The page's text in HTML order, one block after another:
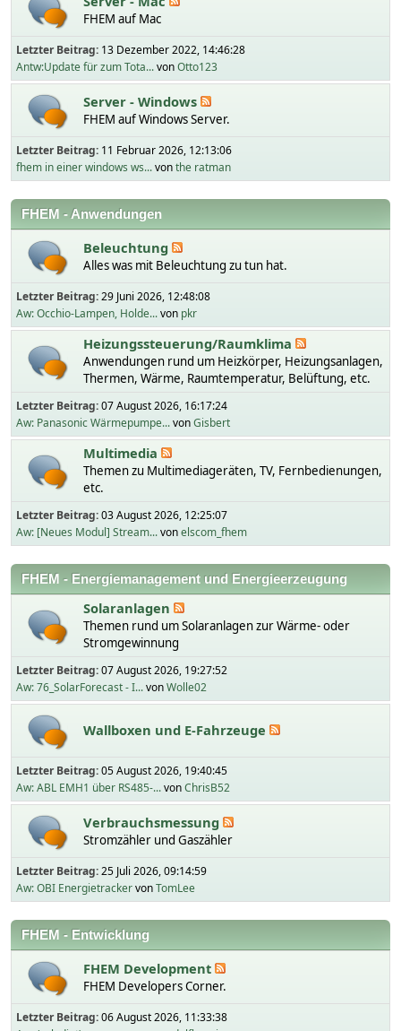
FHEM auf Mac
Letzter Beitrag: 13 Dezember 2022, 14:46:28
Antw:Update für zum Tota...vonOtto123
Server - Windows
FHEM auf Windows Server.
Letzter Beitrag: 11 Februar 2026, 12:13:06
fhem in einer windows ws...vonthe ratman
FHEM - Anwendungen
Beleuchtung
Alles was mit Beleuchtung zu tun hat.
Letzter Beitrag:29 Juni 2026, 12:48:08
Aw: Occhio-Lampen, Holde...von pkr
Heizungssteuerung/Raumklima
Anwendungen rund um Heizkörper, Heizungsanlagen,
Thermen, Wärme, Raumtemperatur, Belüftung, etc.
Letzter Beitrag:07 August 2026, 16:17:24
Aw: Panasonic Wärmepumpe...vonGisbert
Multimedia
Themen zu Multimediageräten, TV, Fernbedienungen,
etc.
Letzter Beitrag:03 August 2026, 12:25:07
Aw: [Neues Modul] Stream...vonelscom_fhem
FHEM - Energiemanagement und Energieerzeugung
Solaranlagen
Themen rund um Solaranlagen zur Wärme- oder
Stromgewinnung
Letzter Beitrag:07 August 2026, 19:27:52
Aw: 76_SolarForecast - I...vonWolle02
Wallboxen und E-Fahrzeuge
Letzter Beitrag:05 August 2026, 19:40:45
Aw: ABL EMH1 über RS485-...vonChrisB52
Verbrauchsmessung
Stromzähler und Gaszähler
Letzter Beitrag:25 Juli 2026, 09:14:59
Aw: OBI EnergietrackervonTomLee
FHEM - Entwicklung
FHEM Development
FHEM Developers Corner.
Letzter Beitrag:06 August 2026, 11:33:38